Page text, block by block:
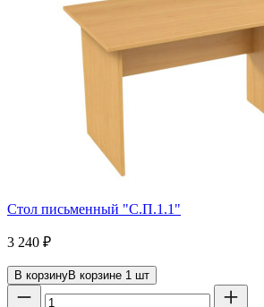
Стол письменный "С.П.1.1"
3 240 ₽
В корзинуВ корзине 1 шт